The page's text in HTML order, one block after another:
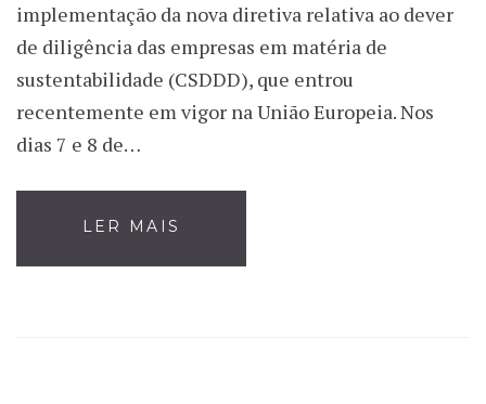
implementação da nova diretiva relativa ao dever
de diligência das empresas em matéria de
sustentabilidade (CSDDD), que entrou
recentemente em vigor na União Europeia. Nos
dias 7 e 8 de…
LER MAIS